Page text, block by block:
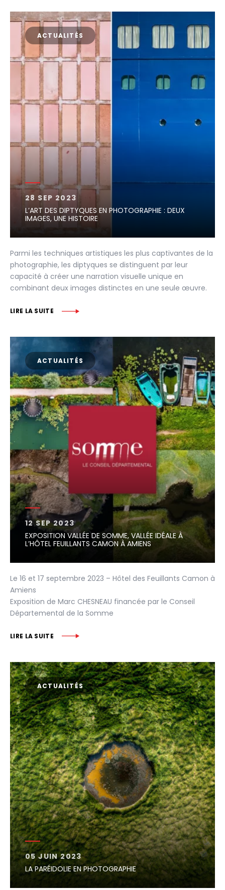
ACTUALITÉS
28 SEP 2023
L’ART DES DIPTYQUES EN PHOTOGRAPHIE : DEUX
IMAGES, UNE HISTOIRE
Parmi les techniques artistiques les plus captivantes de la
photographie, les diptyques se distinguent par leur
capacité à créer une narration visuelle unique en
combinant deux images distinctes en une seule œuvre.
LIRE LA SUITE
ACTUALITÉS
12 SEP 2023
EXPOSITION VALLÉE DE SOMME, VALLÉE IDÉALE À
L’HÔTEL FEUILLANTS CAMON À AMIENS
Le 16 et 17 septembre 2023 – Hôtel des Feuillants Camon à
Amiens
Exposition de Marc CHESNEAU financée par le Conseil
Départemental de la Somme
LIRE LA SUITE
ACTUALITÉS
05 JUIN 2023
LA PARÉIDOLIE EN PHOTOGRAPHIE